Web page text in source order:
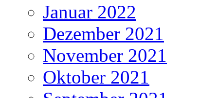
Januar 2022
Dezember 2021
November 2021
Oktober 2021